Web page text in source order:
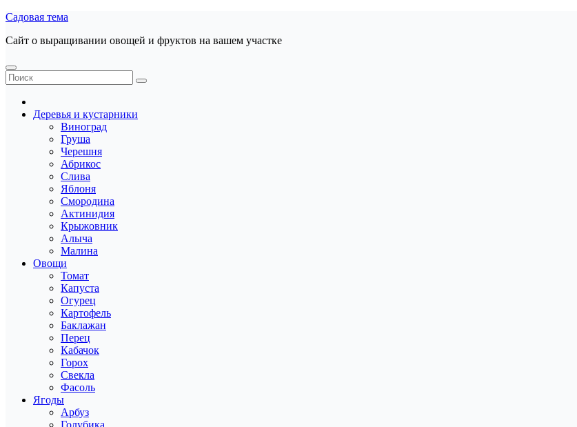
Перейти
содержанию
Садовая тема
Сайт о выращивании овощей и фруктов на вашем участке
Деревья и кустарники
Виноград
Груша
Черешня
Абрикос
Слива
Яблоня
Смородина
Актинидия
Крыжовник
Алыча
Малина
Овощи
Томат
Капуста
Огурец
Картофель
Баклажан
Перец
Кабачок
Горох
Свекла
Фасоль
Ягоды
Арбуз
Голубика